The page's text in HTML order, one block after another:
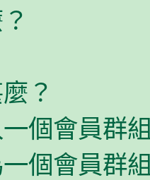
？
個會員群
個會員群